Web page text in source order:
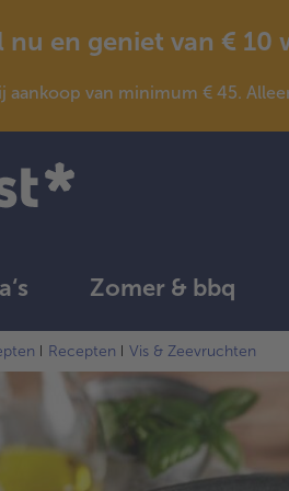
nu en geniet van €
aankoop van minimum € 45.
Zomer & bbq
Recepten Vis & Zeevruchten